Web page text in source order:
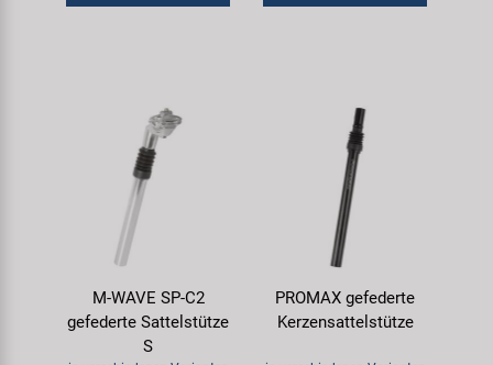
M-WAVE SP-C2
gefederte Sattelstütze
S
PROMAX gefederte
Kerzensattelstütze